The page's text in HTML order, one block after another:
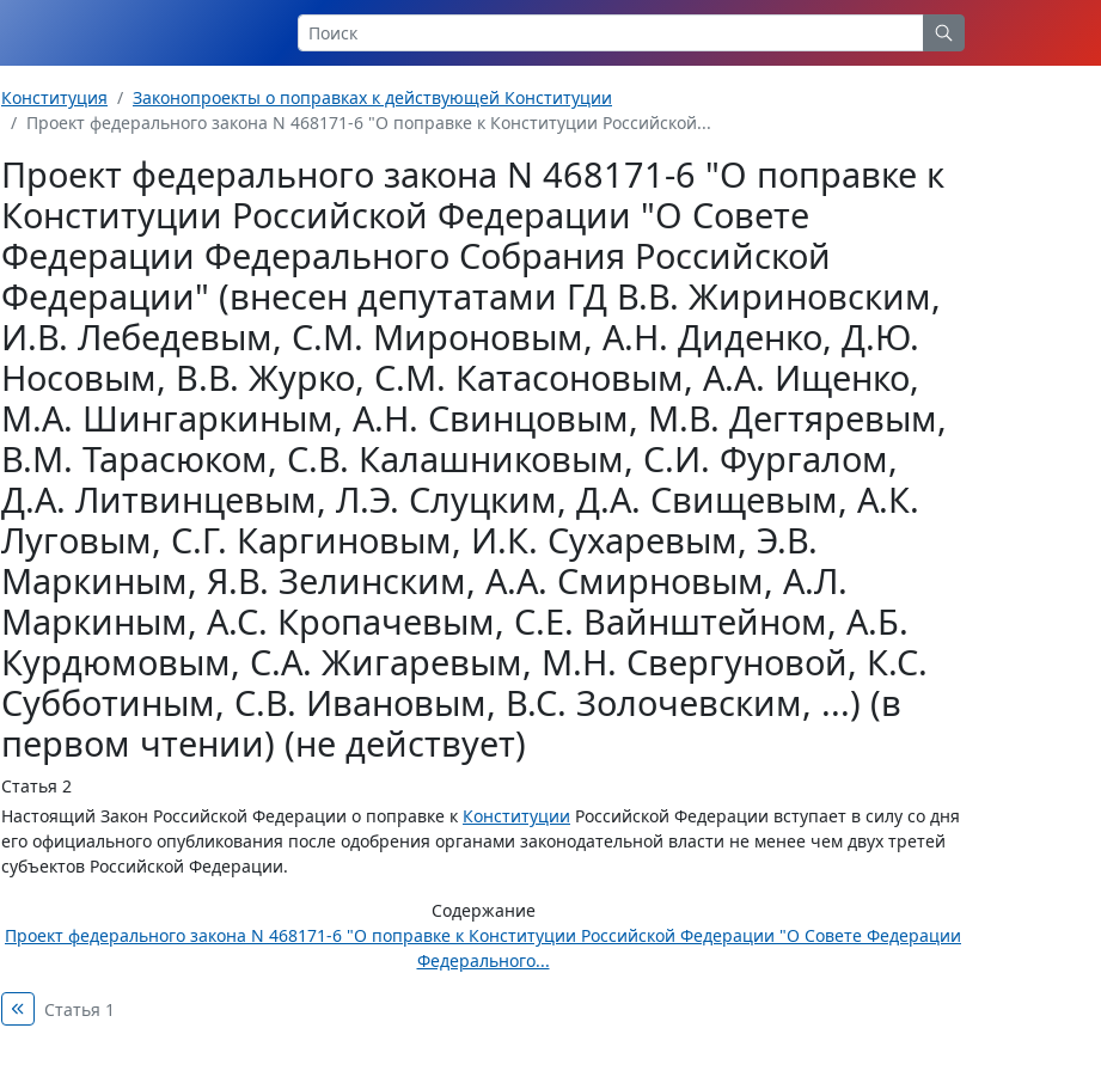
Конституция
Законопроекты о поправках к действующей Конституции
Проект федерального закона N 468171-6 "О поправке к Конституции Российской...
Проект федерального закона N 468171-6 "О поправке к
Конституции Российской Федерации "О Совете
Федерации Федерального Собрания Российской
Федерации" (внесен депутатами ГД В.В. Жириновским,
И.В. Лебедевым, С.М. Мироновым, А.Н. Диденко, Д.Ю.
Носовым, B.В. Журко, С.М. Катасоновым, А.А. Ищенко,
М.А. Шингаркиным, А.Н. Свинцовым, М.В. Дегтяревым,
В.М. Тарасюком, С.В. Калашниковым, C.И. Фургалом,
Д.А. Литвинцевым, Л.Э. Слуцким, Д.А. Свищевым, А.К.
Луговым, С.Г. Каргиновым, И.К. Сухаревым, Э.В.
Маркиным, Я.В. Зелинским, А.А. Смирновым, А.Л.
Маркиным, А.С. Кропачевым, С.Е. Вайнштейном, А.Б.
Курдюмовым, С.А. Жигаревым, М.Н. Свергуновой, К.С.
Субботиным, С.В. Ивановым, В.С. Золочевским, ...) (в
первом чтении) (не действует)
Статья 2
Настоящий Закон Российской Федерации о поправке к Конституции Российской Федерации вступает в силу со дня
его официального опубликования после одобрения органами законодательной власти не менее чем двух третей
субъектов Российской Федерации.
Содержание
Проект федерального закона N 468171-6 "О поправке к Конституции Российской Федерации "О Совете Федерации
Федерального...
Статья 1